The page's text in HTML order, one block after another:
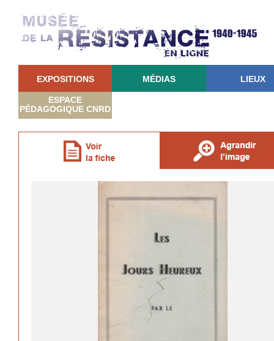
EXPOSITIONS MÉDIAS LIEUX
ESPACE
PÉDAGOGIQUE CNRD